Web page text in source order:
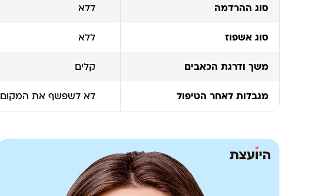
סוג ההרדמה ללא
סוג אשפוז ללא
משך ודרגת הכאבים קלים
מגבלות לאחר הטיפול לא לשפשף את המקום